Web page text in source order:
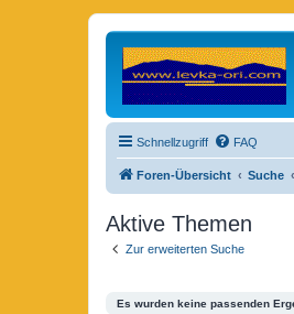
Schnellzugriff FAQ
Foren-Übersicht Suche
Aktive Themen
Zur erweiterten Suche
Es wurden keine passenden